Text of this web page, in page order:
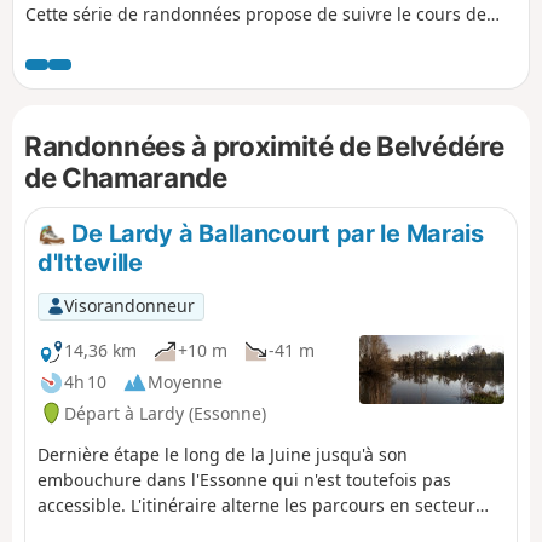
Cette série de randonnées propose de suivre le cours de
gare mais d'autres sont des boucles sur les coteaux qui
encadrent la rivière.
Randonnées à proximité de Belvédére
de Chamarande
De Lardy à Ballancourt par le Marais
d'Itteville
Visorandonneur
14,36 km
+10 m
-41 m
4h 10
Moyenne
Départ à Lardy (Essonne)
Dernière étape le long de la Juine jusqu'à son
embouchure dans l'Essonne qui n'est toutefois pas
accessible. L'itinéraire alterne les parcours en secteur